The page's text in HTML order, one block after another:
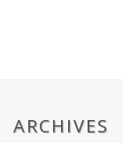
ARCHIVES